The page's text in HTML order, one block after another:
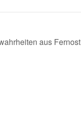
aus Fernost